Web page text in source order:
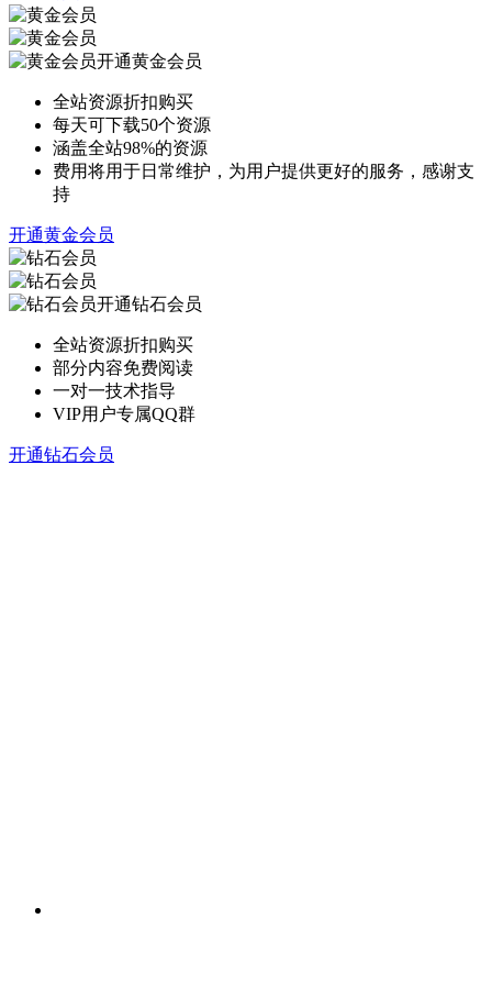
开通黄金会员
全站资源折扣购买
每天可下载50个资源
涵盖全站98%的资源
费用将用于日常维护，为用户提供更好的服务，感谢支
持
开通黄金会员
开通钻石会员
全站资源折扣购买
部分内容免费阅读
一对一技术指导
VIP用户专属QQ群
开通钻石会员